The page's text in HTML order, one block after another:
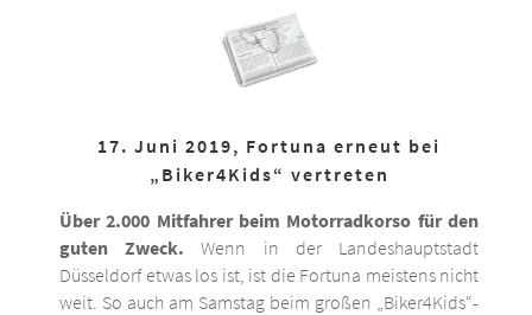
17. Juni 2019, Fortuna erneut bei
„Biker4Kids“ vertreten
Über 2.000 Mitfahrer beim Motorradkorso für den
guten Zweck. Wenn in der Landeshauptstadt
Düsseldorf etwas los ist, ist die Fortuna meistens nicht
weit. So auch am Samstag beim großen „Biker4Kids“-